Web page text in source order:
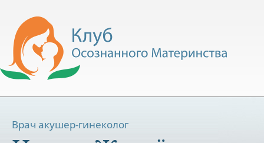
Врач акушер-гинеколог